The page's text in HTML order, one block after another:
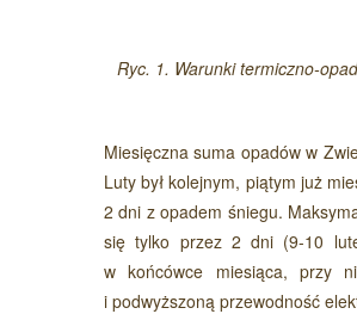
Ryc. 1. Warunki termiczno-
Miesięczna suma opadów w
Luty był kolejnym, piątym już
2 dni z opadem śniegu.
się tylko przez 2 dni (9-10
w końcówce miesiąca, przy
i podwyższoną przewodność